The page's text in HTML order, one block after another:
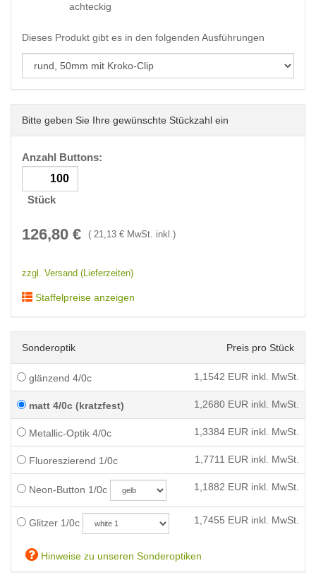
achteckig
Dieses Produkt gibt es in den folgenden Ausführungen
Bitte geben Sie Ihre gewünschte Stückzahl ein
Anzahl Buttons:
Stück
126,80 € ( 21,13 € MwSt. inkl.)
zzgl. Versand (Lieferzeiten)
Staffelpreise anzeigen
Sonderoptik Preis pro Stück
glänzend 4/0c 1,1542 EUR inkl. MwSt.
matt 4/0c (kratzfest) 1,2680 EUR inkl. MwSt.
Metallic-Optik 4/0c 1,3384 EUR inkl. MwSt.
Fluoreszierend 1/0c 1,7711 EUR inkl. MwSt.
Neon-Button 1/0c 1,1882 EUR inkl. MwSt.
Glitzer 1/0c 1,7455 EUR inkl. MwSt.
Hinweise zu unseren Sonderoptiken